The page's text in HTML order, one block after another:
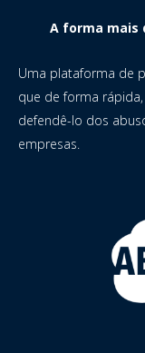
A forma mais
Uma plataforma de
que de forma
defendê-lo dos
empresas.